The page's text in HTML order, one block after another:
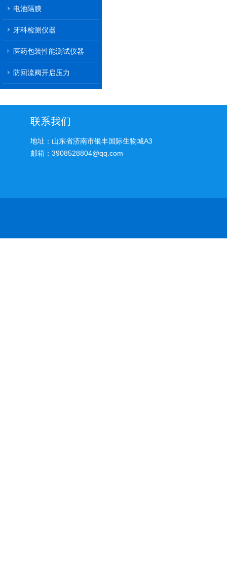
电池隔膜
牙科检测仪器
医药包装性能测试仪器
防回流阀开启压力
联系我们
地址：山东省济南市银丰国际生物城A3
邮箱：3908528804@qq.com